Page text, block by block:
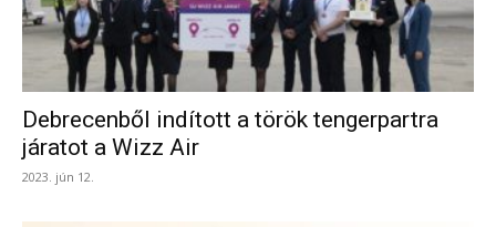
Debrecenből indított a török tengerpartra
járatot a Wizz Air
2023. jún 12.